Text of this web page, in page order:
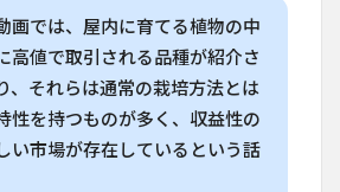
画では、屋内に育てる植物の中
高値で取引される品種が紹介さ
、それらは通常の栽培方法とは
性を持つものが多く、収益性の
い市場が存在しているという話